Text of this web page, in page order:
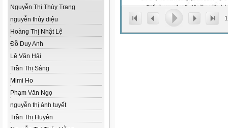
Nguyễn Thị Thùy Trang
nguyễn thúy diệu
Hoàng Thị Nhật Lệ
Đỗ Duy Anh
Lê Văn Hải
Trần Thị Sáng
Mimi Ho
Phạm Văn Ngọ
nguyễn thị ánh tuyết
Trần Thị Huyên
1